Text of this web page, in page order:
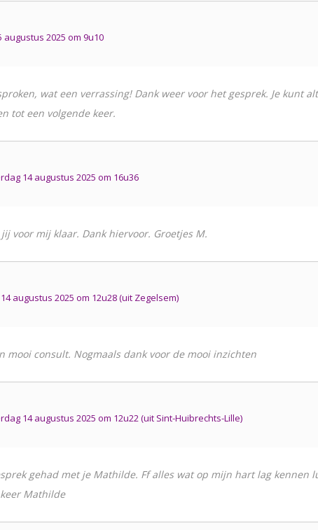
augustus 2025 om 9u10
wat een verrassing! Dank weer voor het gesprek. Je kunt
tot een volgende keer.
14 augustus 2025 om 16u36
voor mij klaar. Dank hiervoor. Groetjes M.
augustus 2025 om 12u28 (uit Zegelsem)
mooi consult. Nogmaals dank voor de mooi inzichten
14 augustus 2025 om 12u22 (uit Sint-Huibrechts-Lille)
gehad met je Mathilde. Ff alles wat op mijn hart lag
Mathilde